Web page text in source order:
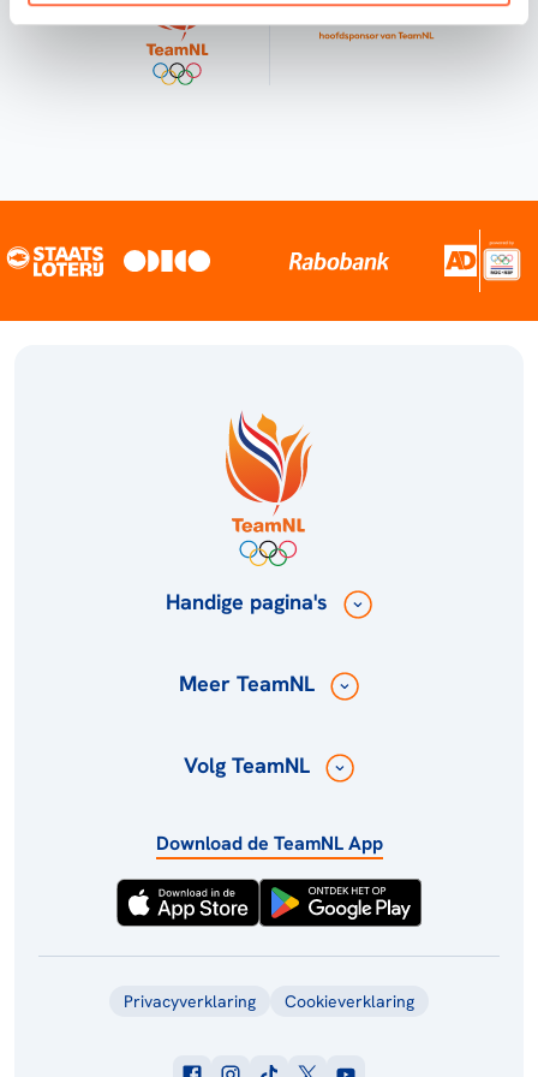
Handige pagina's
Meer TeamNL
Volg TeamNL
Download de TeamNL App
Privacyverklaring Cookieverklaring